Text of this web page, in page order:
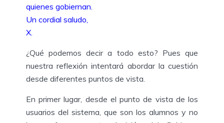
quienes gobiernan.
Un cordial saludo,
X.
¿Qué podemos decir a todo esto? Pues que
nuestra reflexión intentará abordar la cuestión
desde diferentes puntos de vista.
En primer lugar, desde el punto de vista de los
usuarios del sistema, que son los alumnos y no